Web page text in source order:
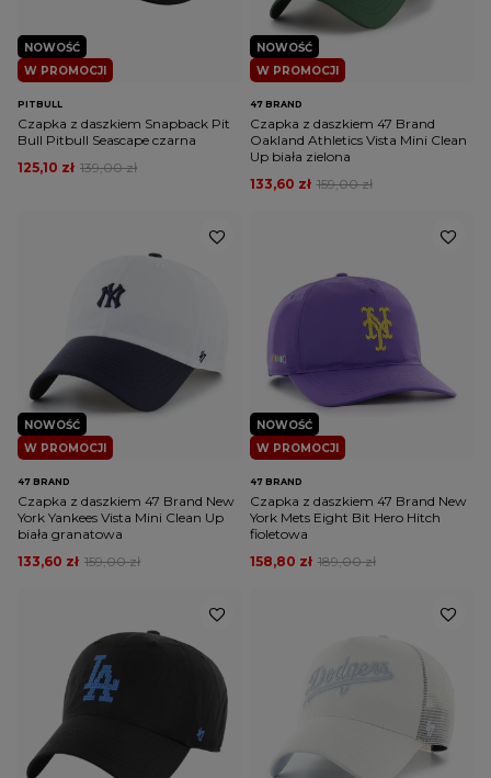
W PROMOCJI
NOWOŚĆ
PITBULL
Czapka z daszkiem Snapback Pit
Bull Pitbull Seascape czarna
139,00 zł
125,10 zł
W PROMOCJI
NOWOŚĆ
47 BRAND
Czapka z daszkiem 47 Brand
Oakland Athletics Vista Mini Clean
Up biała zielona
159,00 zł
133,60 zł
W PROMOCJI
NOWOŚĆ
47 BRAND
Czapka z daszkiem 47 Brand New
York Yankees Vista Mini Clean Up
biała granatowa
159,00 zł
133,60 zł
W PROMOCJI
NOWOŚĆ
47 BRAND
Czapka z daszkiem 47 Brand New
York Mets Eight Bit Hero Hitch
fioletowa
189,00 zł
158,80 zł